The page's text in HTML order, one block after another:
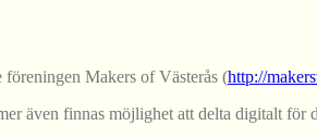
Makers of Västerås (http://
även finnas möjlighet att delta digitalt för